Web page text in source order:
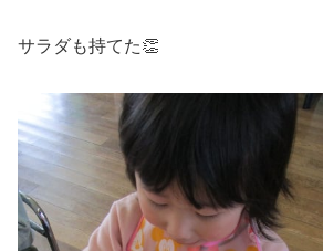
サラダも持てた👏